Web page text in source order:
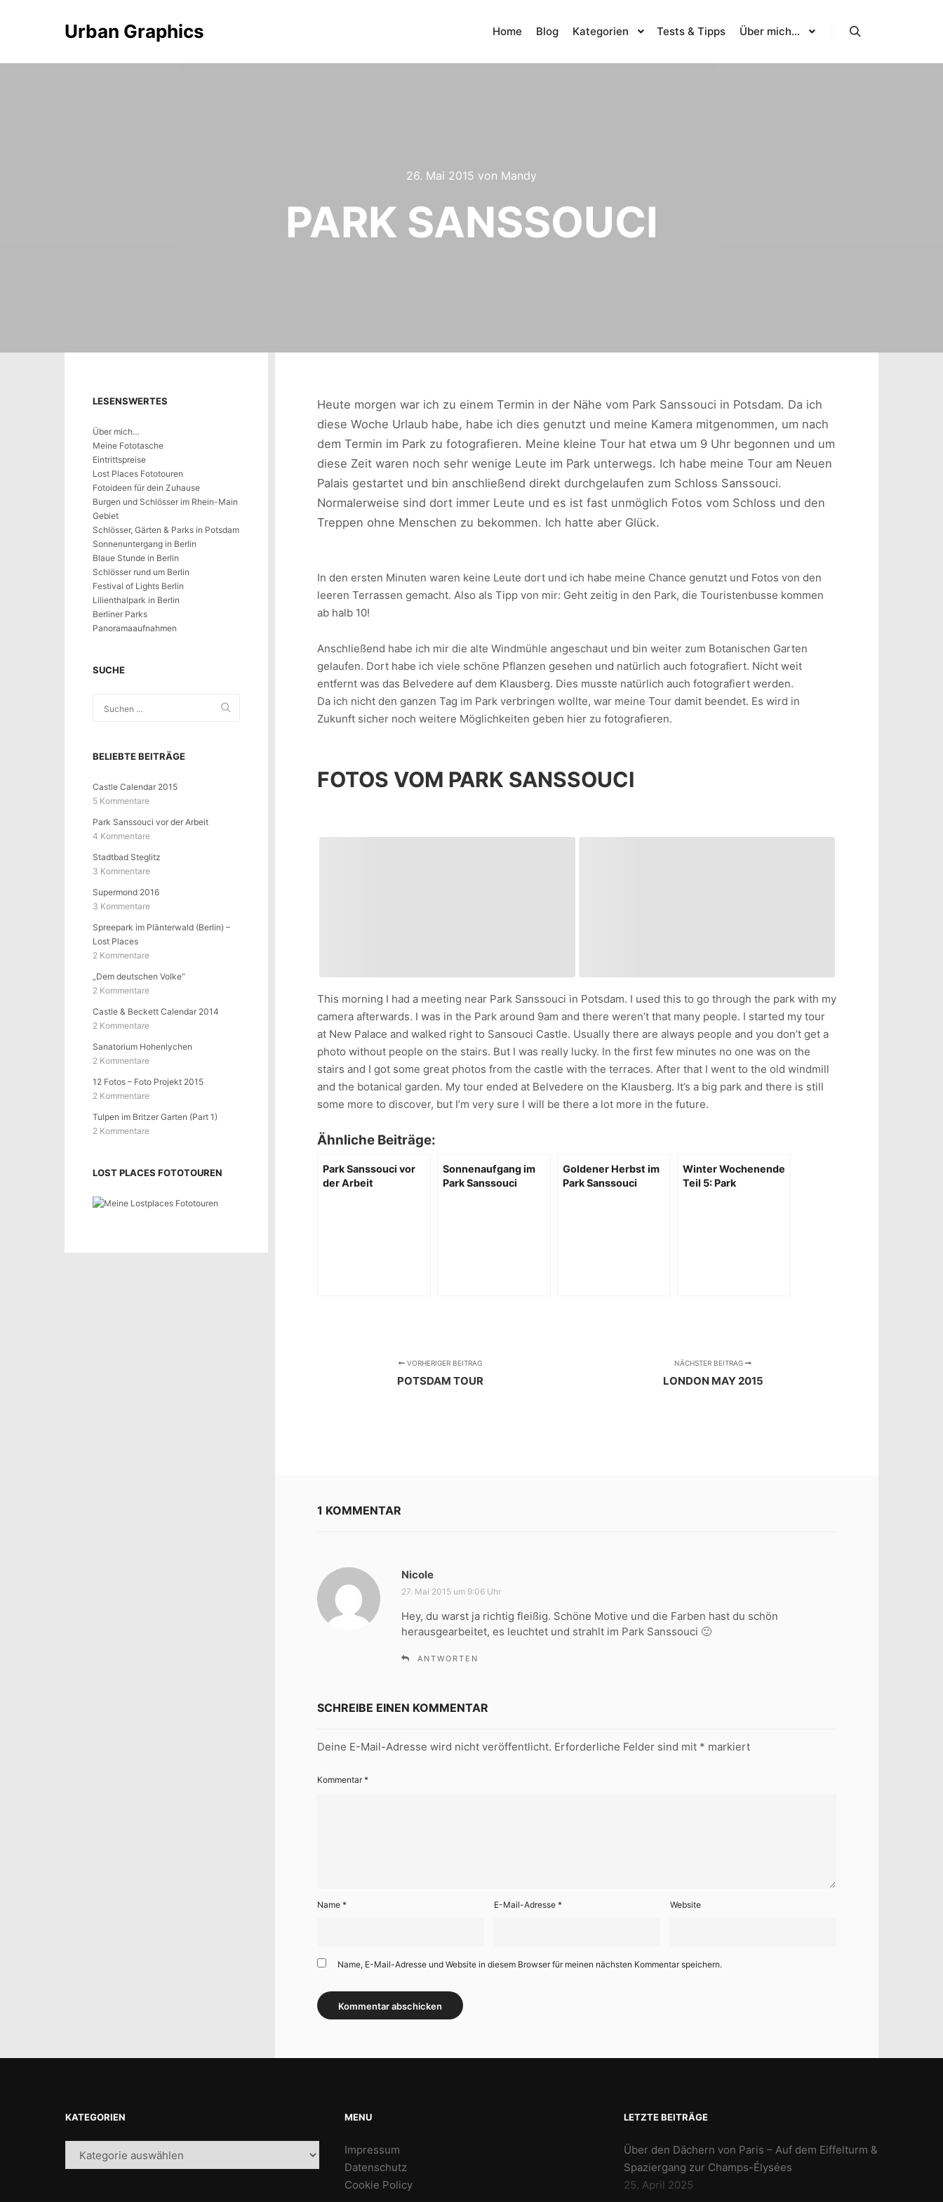
Urban Graphics Home Blog Kategorien Tests & Tipps Über mich…
26. Mai 2015 von Mandy
PARK SANSSOUCI
Heute morgen war ich zu einem Termin in der Nähe vom Park Sanssouci in Potsdam. Da ich
diese Woche Urlaub habe, habe ich dies genutzt und meine Kamera mitgenommen, um nach
dem Termin im Park zu fotografieren. Meine kleine Tour hat etwa um 9 Uhr begonnen und um
diese Zeit waren noch sehr wenige Leute im Park unterwegs. Ich habe meine Tour am Neuen
Palais gestartet und bin anschließend direkt durchgelaufen zum Schloss Sanssouci.
Normalerweise sind dort immer Leute und es ist fast unmöglich Fotos vom Schloss und den
Treppen ohne Menschen zu bekommen. Ich hatte aber Glück.
In den ersten Minuten waren keine Leute dort und ich habe meine Chance genutzt und Fotos von den
leeren Terrassen gemacht. Also als Tipp von mir: Geht zeitig in den Park, die Touristenbusse kommen
ab halb 10!
Anschließend habe ich mir die alte Windmühle angeschaut und bin weiter zum Botanischen Garten
gelaufen. Dort habe ich viele schöne Pflanzen gesehen und natürlich auch fotografiert. Nicht weit
entfernt was das Belvedere auf dem Klausberg. Dies musste natürlich auch fotografiert werden.
Da ich nicht den ganzen Tag im Park verbringen wollte, war meine Tour damit beendet. Es wird in
Zukunft sicher noch weitere Möglichkeiten geben hier zu fotografieren.
FOTOS VOM PARK SANSSOUCI
This morning I had a meeting near Park Sanssouci in Potsdam. I used this to go through the park with my
camera afterwards. I was in the Park around 9am and there weren’t that many people. I started my tour
at New Palace and walked right to Sansouci Castle. Usually there are always people and you don’t get a
photo without people on the stairs. But I was really lucky. In the first few minutes no one was on the
stairs and I got some great photos from the castle with the terraces. After that I went to the old windmill
and the botanical garden. My tour ended at Belvedere on the Klausberg. It’s a big park and there is still
some more to discover, but I’m very sure I will be there a lot more in the future.
Ähnliche Beiträge:
Park Sanssouci vor
der Arbeit
Sonnenaufgang im
Park Sanssouci
Goldener Herbst im
Park Sanssouci
Winter Wochenende
Teil 5: Park
VORHERIGER BEITRAG
POTSDAM TOUR
NÄCHSTER BEITRAG
LONDON MAY 2015
1 KOMMENTAR
Nicole
a
t
:
27. Mai 2015 um 9:06 Uhr
Hey, du warst ja richtig fleißig. Schöne Motive und die Farben hast du schön
herausgearbeitet, es leuchtet und strahlt im Park Sanssouci 🙂
ANTWORTEN
SCHREIBE EINEN KOMMENTAR
Deine E-Mail-Adresse wird nicht veröffentlicht. Erforderliche Felder sind mit * markiert
Kommentar*
Name * E-Mail-Adresse * Website
Name, E-Mail-Adresse und Website in diesem Browser für meinen nächsten Kommentar speichern.
LESENSWERTES
Über mich…
Meine Fototasche
Eintrittspreise
Lost Places Fototouren
Fotoideen für dein Zuhause
Burgen und Schlösser im Rhein-Main
Gebiet
Schlösser, Gärten & Parks in Potsdam
Sonnenuntergang in Berlin
Blaue Stunde in Berlin
Schlösser rund um Berlin
Festival of Lights Berlin
Lilienthalpark in Berlin
Berliner Parks
Panoramaaufnahmen
SUCHE
BELIEBTE BEITRÄGE
Castle Calendar 2015
5 Kommentare
Park Sanssouci vor der Arbeit
4 Kommentare
Stadtbad Steglitz
3 Kommentare
Supermond 2016
3 Kommentare
Spreepark im Plänterwald (Berlin) –
Lost Places
2 Kommentare
„Dem deutschen Volke“
2 Kommentare
Castle & Beckett Calendar 2014
2 Kommentare
Sanatorium Hohenlychen
2 Kommentare
12 Fotos – Foto Projekt 2015
2 Kommentare
Tulpen im Britzer Garten (Part 1)
2 Kommentare
LOST PLACES FOTOTOUREN
KATEGORIEN
Kategorien
MENU
Impressum
Datenschutz
Cookie Policy
LETZTE BEITRÄGE
Über den Dächern von Paris – Auf dem Eiffelturm &
Spaziergang zur Champs-Élysées
25. April 2025